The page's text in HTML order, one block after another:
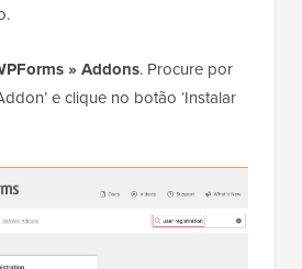
» Addons. Procure por
e clique no botão ‘Instalar